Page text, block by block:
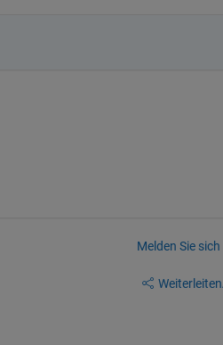
Melden Sie
Weiterleiten